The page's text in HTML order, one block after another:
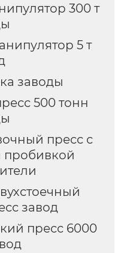
300 т
5 т
заводы
500 тонн
пресс с
пробивкой
завод
пресс 6000